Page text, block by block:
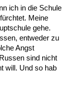
ich in die Schule
Meine
gehe.
entweder zu
Angst
sind nicht
will. Und so hab